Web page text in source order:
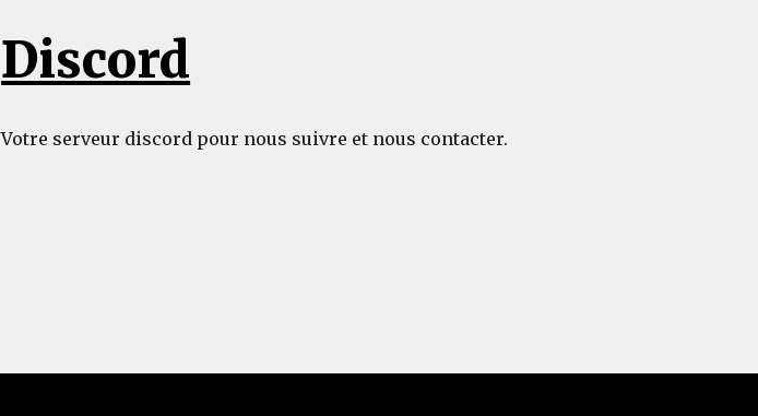
Discord
Votre serveur discord pour nous suivre et nous contacter.